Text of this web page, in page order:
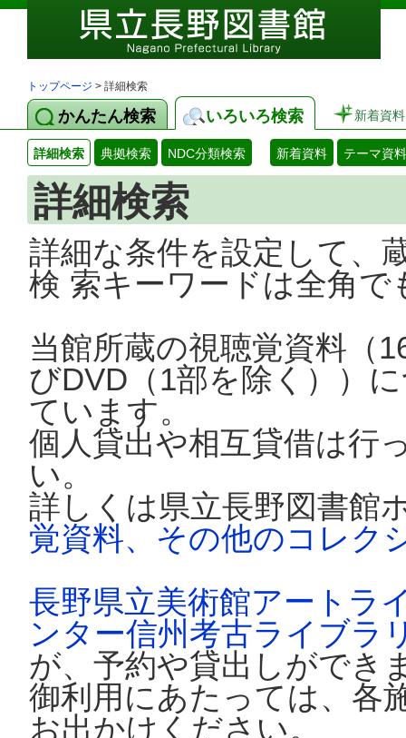
トップページ > 詳細検索
かんたん検索 いろいろ検索 新着資料
詳細検索 典拠検索 NDC分類検索 新着資料 テーマ資料
詳細検索
詳細な条件を設定して、
検 索キーワードは全角
当館所蔵の視聴覚資料（
びDVD（1部を除く））
ています。
個人貸出や相互貸借は行
い。
詳しくは県立長野図書館
覚資料、その他のコレク
長野県立美術館アートラ
ンター信州考古ライブラ
が、予約や貸出しができ
御利用にあたっては、各
お出かけください。